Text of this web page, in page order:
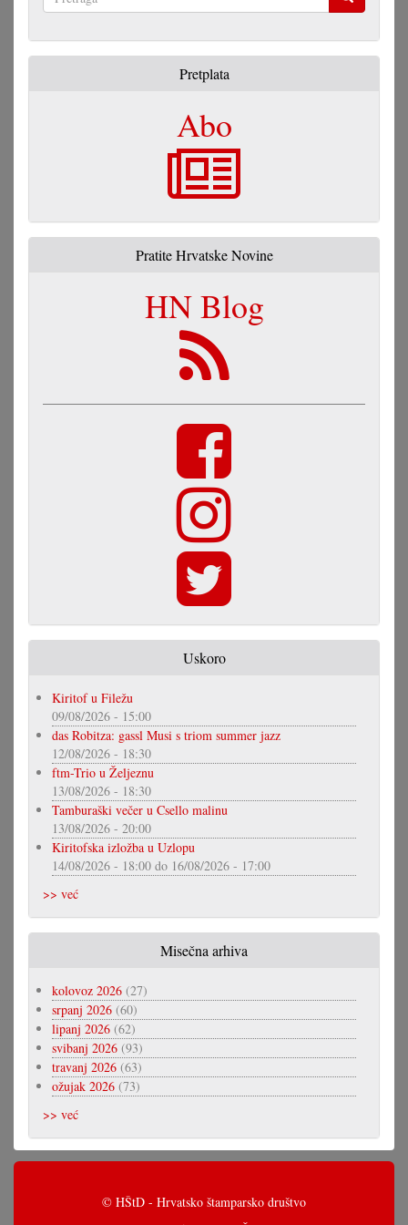
Pretplata
Abo
Pratite Hrvatske Novine
HN Blog
Uskoro
Kiritof u Filežu
09/08/2026 - 15:00
das Robitza: gassl Musi s triom summer jazz
12/08/2026 - 18:30
ftm-Trio u Željeznu
13/08/2026 - 18:30
Tamburaški večer u Csello malinu
13/08/2026 - 20:00
Kiritofska izložba u Uzlopu
14/08/2026 - 18:00 do 16/08/2026 - 17:00
>> već
Misečna arhiva
kolovoz 2026 (27)
srpanj 2026 (60)
lipanj 2026 (62)
svibanj 2026 (93)
travanj 2026 (63)
ožujak 2026 (73)
>> već
© HŠtD - Hrvatsko štamparsko društvo